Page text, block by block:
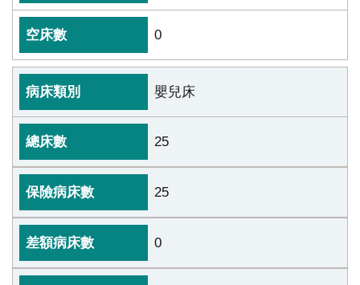
0
嬰兒床
25
25
0